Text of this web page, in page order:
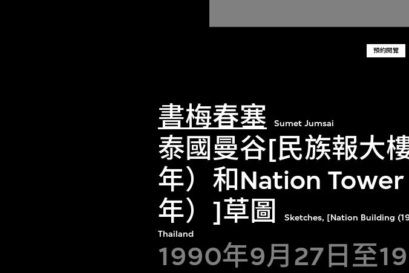
預約閱覽
書梅春塞 Sumet Jumsai
泰國曼谷[民族報大
年）和Nation
年）]草圖
Sketches, [Nation Building
Thailand
1990年9月27日至